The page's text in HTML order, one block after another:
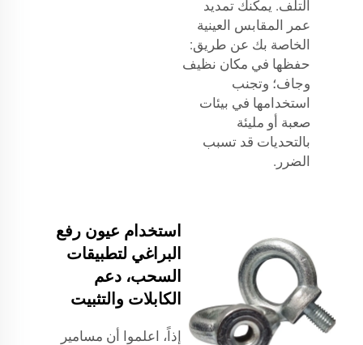
التلف. يمكنك تمديد
عمر المقابس العينية
الخاصة بك عن طريق:
حفظها في مكان نظيف
وجاف؛ وتجنب
استخدامها في بيئات
صعبة أو مليئة
بالتحديات قد تسبب
الضرر.
استخدام عيون رفع
البراغي لتطبيقات
السحب، دعم
الكابلات والتثبيت
إذاً، اعلموا أن مسامير